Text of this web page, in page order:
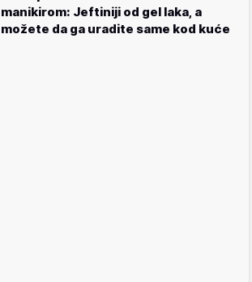
manikirom: Jeftiniji od gel laka, a
možete da ga uradite same kod kuće